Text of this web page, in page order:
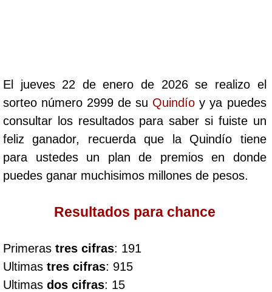
Cafeterito Noche
Caribeña Día
Caribeña Noche
Culona día
El jueves 22 de enero de 2026 se realizo el
sorteo número 2999 de su Quindío y ya puedes
consultar los resultados para saber si fuiste un
feliz ganador, recuerda que la Quindío tiene
para ustedes un plan de premios en donde
puedes ganar muchisimos millones de pesos.
Resultados para chance
Primeras tres cifras: 191
Ultimas tres cifras: 915
Ultimas dos cifras: 15